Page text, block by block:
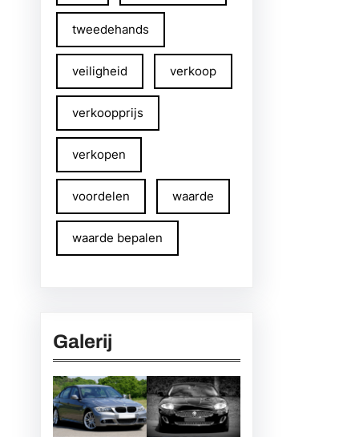
tweedehands
veiligheid verkoop
verkoopprijs
verkopen
voordelen waarde
waarde bepalen
Galerij